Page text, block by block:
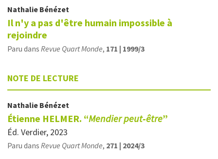
Nathalie Bénézet
Il n'y a pas d'être humain impossible à
rejoindre
Paru dans Revue Quart Monde, 171 | 1999/3
NOTE DE LECTURE
Nathalie Bénézet
Étienne HELMER. “Mendier peut‑être”
Éd. Verdier, 2023
Paru dans Revue Quart Monde, 271 | 2024/3